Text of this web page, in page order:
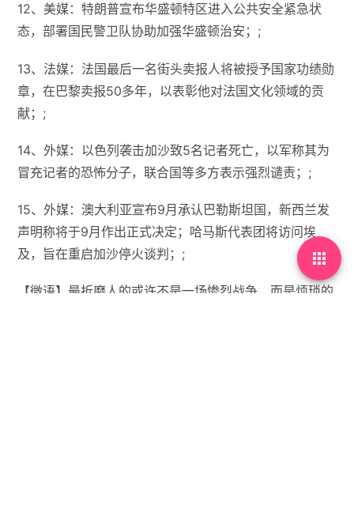
12、美媒：特朗普宣布华盛顿特区进入公共安全紧急状
态，部署国民警卫队协助加强华盛顿治安；;
13、法媒：法国最后一名街头卖报人将被授予国家功绩勋
章，在巴黎卖报50多年，以表彰他对法国文化领域的贡
献；;
14、外媒：以色列袭击加沙致5名记者死亡，以军称其为
冒充记者的恐怖分子，联合国等多方表示强烈谴责；;
15、外媒：澳大利亚宣布9月承认巴勒斯坦国，新西兰发
声明称将于9月作出正式决定；哈马斯代表团将访问埃
及，旨在重启加沙停火谈判；;
【微语】最折磨人的或许不是一场惨烈战争，而是烦琐的
